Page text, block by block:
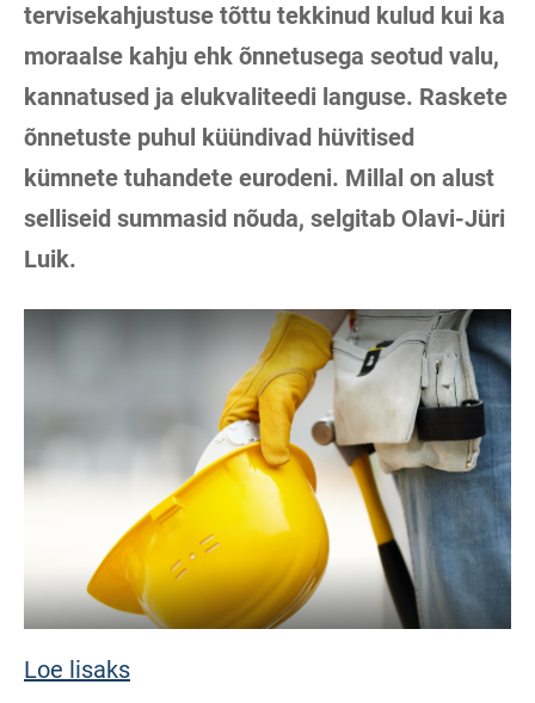
tervisekahjustuse tõttu tekkinud kulud kui ka
moraalse kahju ehk õnnetusega seotud valu,
kannatused ja elukvaliteedi languse. Raskete
õnnetuste puhul küündivad hüvitised
kümnete tuhandete eurodeni. Millal on alust
selliseid summasid nõuda, selgitab Olavi-Jüri
Luik.
Loe lisaks